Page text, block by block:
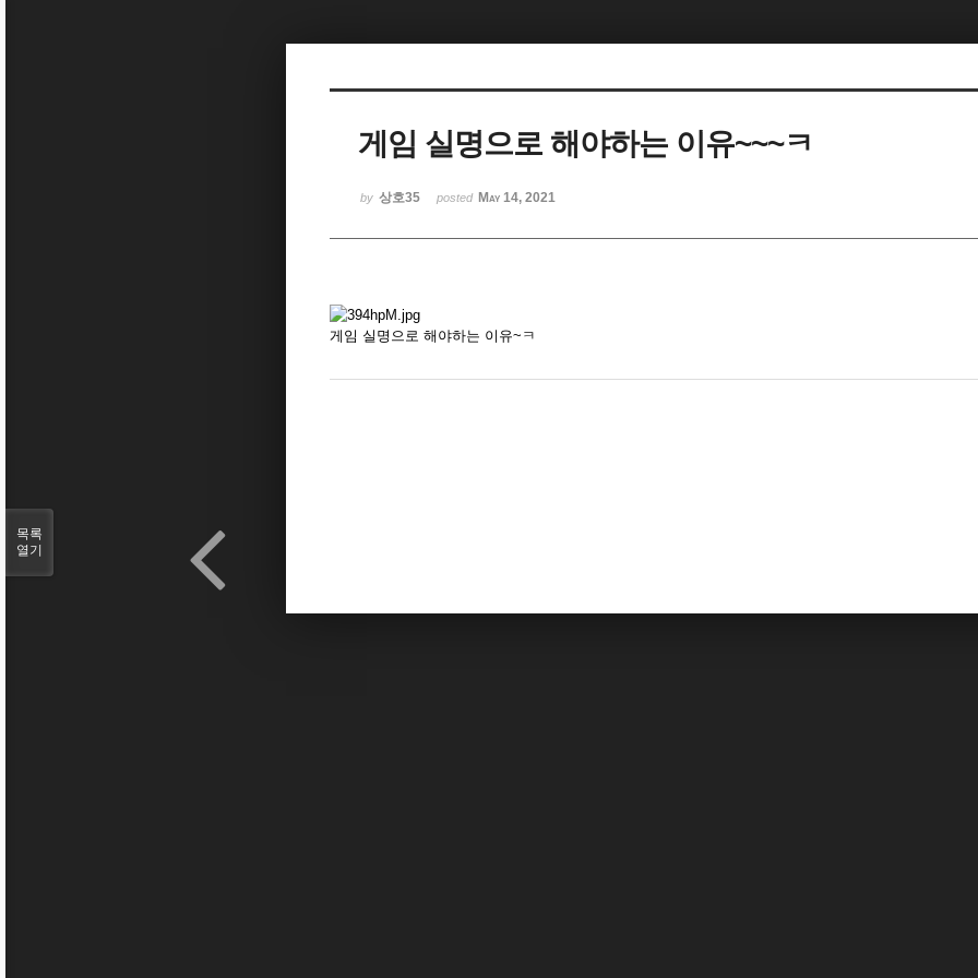
게임 실명으로 해야하는 이유~~~ㅋ
by 상호35 posted May 14, 2021
게임 실명으로 해야하는 이유~ㅋ
목록
열기
Sketchbook5, 스케치북5
Sketchbook5, 스케치북5